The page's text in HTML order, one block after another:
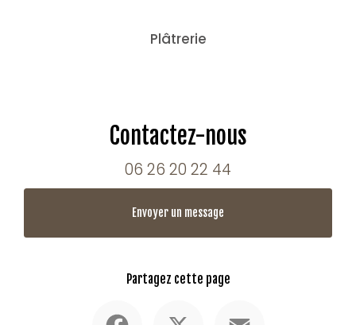
Plâtrerie
Contactez-nous
06 26 20 22 44
Envoyer un message
Partagez cette page